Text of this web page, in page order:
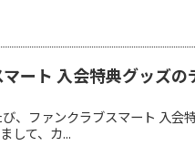
ート 入会特典グッズの
、ファンクラブスマート 入会
して、カ...